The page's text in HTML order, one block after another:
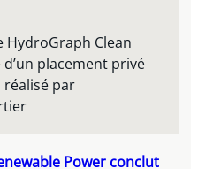
HydroGraph Clean
placement privé
réalisé par
Power conclut